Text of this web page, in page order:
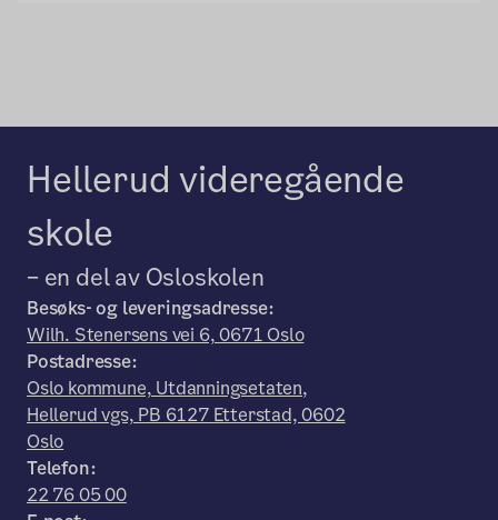
Hellerud videregående
skole
– en del av Osloskolen
Besøks- og leveringsadresse:
Wilh. Stenersens vei 6, 0671 Oslo
Postadresse:
Oslo kommune, Utdanningsetaten,
Hellerud vgs, PB 6127 Etterstad, 0602
Oslo
Telefon:
22 76 05 00